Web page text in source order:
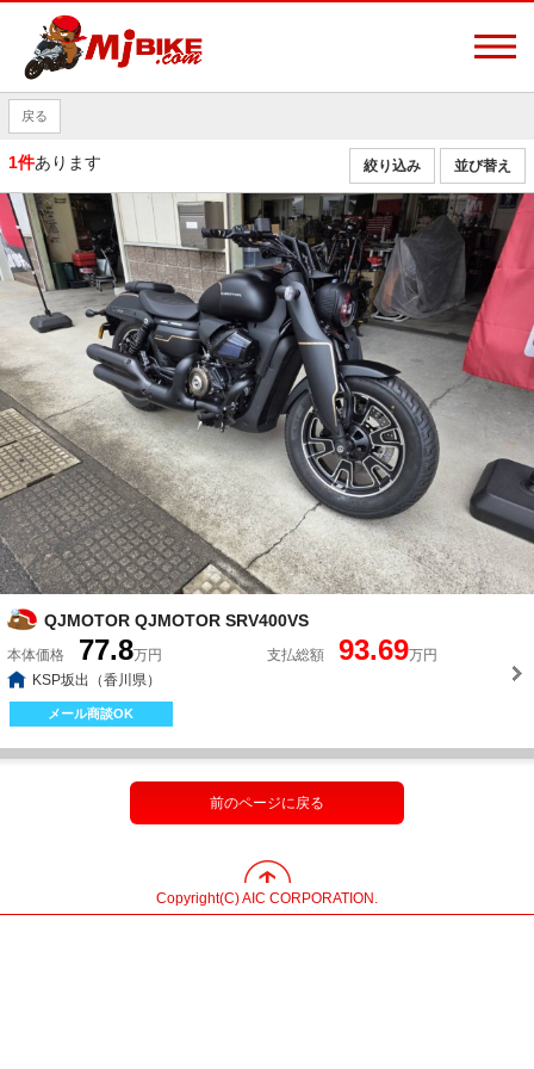
戻る
1件あります 並び替え
絞り込み
QJMOTOR QJMOTOR SRV400VS
本体価格 77.8万円 支払総額 93.69万円
KSP坂出（香川県）
メール商談OK
前のページに戻る
Copyright(C) AIC CORPORATION.